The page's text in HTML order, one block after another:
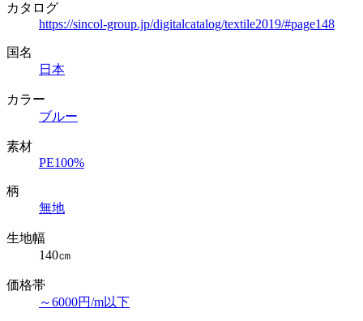
カタログ
https://sincol-group.jp/digitalcatalog/textile2019/#page148
国名
日本
カラー
ブルー
素材
PE100%
柄
無地
生地幅
140㎝
価格帯
～6000円/m以下